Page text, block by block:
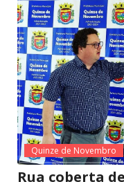
Quinze de Novembro
Rua coberta